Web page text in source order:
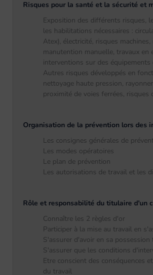
Risques pour la santé et la sécurité et
Exposition des différents risques,
les habilitations nécessaires :
Atex), électricité, risques
manutention manuelle, travaux en
interventions sur des équipements
Autres risques développés en
nettoyage haute pression,
proximité de voies ferrées, risques
Organisation de la prévention lors des
Les consignes générales de
Les modes opératoires
Le plan de prévention
Les autorisations de travail et les
Rôle et responsabilité du titulaire d'un
Connaître les 2 règles d'or
Participer à la mise au travail en
S'assurer d'avoir en sa
S'assurer que les conditions
Etre conscient des conséquences
du travail